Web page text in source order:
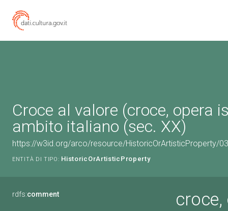
Croce al valore (croce, opera
ambito italiano (sec. XX)
https://w3id.org/arco/resource/HistoricOrArtisticProperty/
ENTITÀ DI TIPO: HistoricOrArtisticProperty
rdfs:comment croce,